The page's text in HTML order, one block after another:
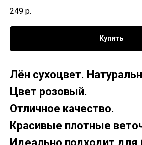
249 р.
Купить
Лён сухоцвет.
Цвет розовый.
Отличное качество.
Красивые плотные
Идеально подходит для